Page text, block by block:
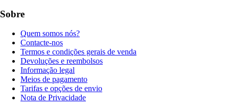
Sobre
Quem somos nós?
Contacte-nos
Termos e condições gerais de venda
Devoluções e reembolsos
Informação legal
Meios de pagamento
Tarifas e opções de envio
Nota de Privacidade